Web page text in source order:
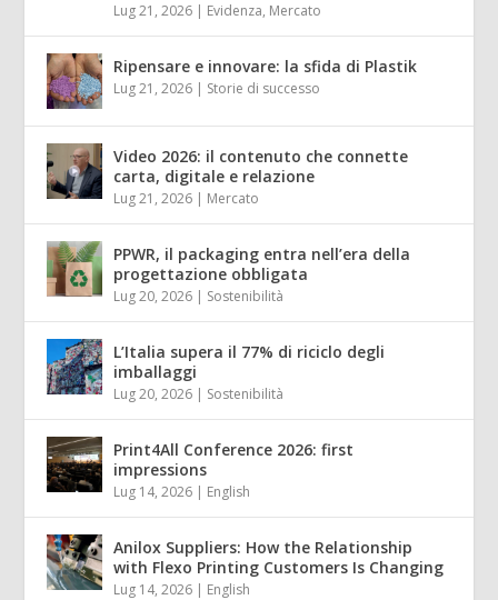
Lug 21, 2026 | Evidenza, Mercato
Ripensare e innovare: la sfida di Plastik
Lug 21, 2026 | Storie di successo
Video 2026: il contenuto che connette
carta, digitale e relazione
Lug 21, 2026 | Mercato
PPWR, il packaging entra nell’era della
progettazione obbligata
Lug 20, 2026 | Sostenibilità
L’Italia supera il 77% di riciclo degli
imballaggi
Lug 20, 2026 | Sostenibilità
Print4All Conference 2026: first
impressions
Lug 14, 2026 | English
Anilox Suppliers: How the Relationship
with Flexo Printing Customers Is Changing
Lug 14, 2026 | English